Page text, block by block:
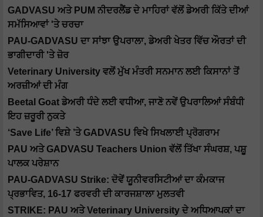
GADVASU ਅਤੇ PUM ਨੀਦਰਲੈਂਡ ਦੇ ਮਾਹਿਰਾਂ ਵੱਲੋਂ ਡੇਅਰੀ ਕਿੱਤੇ ਦੀਆਂ
ਸਮੱਸਿਆਵਾਂ 'ਤੇ ਚਰਚਾ
PAU-GADVASU ਦਾ ਸਾਂਝਾ ਉਪਰਾਲਾ, ਡੇਅਰੀ ਖੇਤਰ ਵਿੱਚ ਔਰਤਾਂ ਦੀ
ਭਾਗੀਦਾਰੀ 'ਤੇ ਜ਼ੋਰ
Veterinary University ਵਲੋਂ ਮੁੱਖ ਮੰਤਰੀ ਸਨਮਾਨ ਲਈ ਕਿਸਾਨਾਂ ਤੋਂ
ਅਰਜ਼ੀਆਂ ਦੀ ਮੰਗ
Beetal Goat ਡੇਅਰੀ ਧੰਦੇ ਲਈ ਵਧੀਆ, ਜਾਣੋ ਨਵੇਂ ਉਪਰਾਲਿਆਂ ਸੰਬੰਧੀ
ਇਹ ਜ਼ਰੂਰੀ ਨੁਕਤੇ
‘Save Life’ ਵਿਸ਼ੇ ’ਤੇ GADVASU ਵਿਖੇ ਸਿਖਲਾਈ ਪ੍ਰੋਗਰਾਮ
PAU ਅਤੇ GADVASU Teachers Union ਵੱਲੋਂ ਤਿੱਖਾ ਸੰਘਰਸ਼, ਪਸ਼ੂ
ਪਾਲਕ ਪਰੇਸ਼ਾਨ
PAU-GADVASU Strike: ਦੋਵੇਂ ਯੂਨੀਵਰਸਿਟੀਆਂ ਦਾ ਕੰਮਕਾਜ
ਪ੍ਰਭਾਵਿਤ, 16-17 ਫਰਵਰੀ ਦੀ ਕਾਰਜਸ਼ਾਲਾ ਮੁਲਤਵੀ
STRIKE: PAU ਅਤੇ Veterinary University ਦੇ ਅਧਿਆਪਕਾਂ ਦਾ